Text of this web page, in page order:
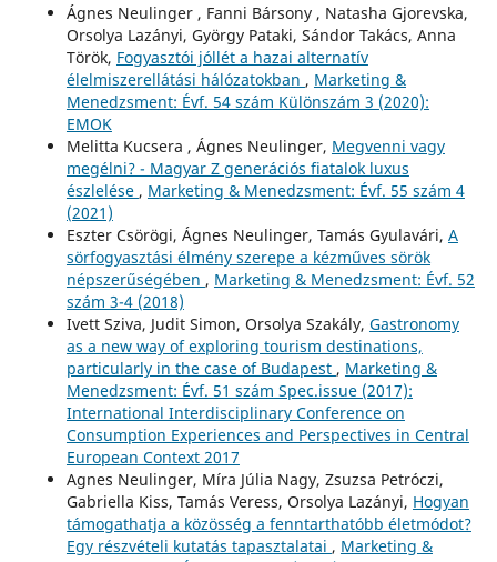
Ágnes Neulinger , Fanni Bársony , Natasha Gjorevska,
Orsolya Lazányi, György Pataki, Sándor Takács, Anna
Török, Fogyasztói jóllét a hazai alternatív
élelmiszerellátási hálózatokban , Marketing &
Menedzsment: Évf. 54 szám Különszám 3 (2020):
EMOK
Melitta Kucsera , Ágnes Neulinger, Megvenni vagy
megélni? - Magyar Z generációs fiatalok luxus
észlelése , Marketing & Menedzsment: Évf. 55 szám 4
(2021)
Eszter Csörögi, Ágnes Neulinger, Tamás Gyulavári, A
sörfogyasztási élmény szerepe a kézműves sörök
népszerűségében , Marketing & Menedzsment: Évf. 52
szám 3-4 (2018)
Ivett Sziva, Judit Simon, Orsolya Szakály, Gastronomy
as a new way of exploring tourism destinations,
particularly in the case of Budapest , Marketing &
Menedzsment: Évf. 51 szám Spec.issue (2017):
International Interdisciplinary Conference on
Consumption Experiences and Perspectives in Central
European Context 2017
Agnes Neulinger, Míra Júlia Nagy, Zsuzsa Petróczi,
Gabriella Kiss, Tamás Veress, Orsolya Lazányi, Hogyan
támogathatja a közösség a fenntarthatóbb életmódot?
Egy részvételi kutatás tapasztalatai , Marketing &